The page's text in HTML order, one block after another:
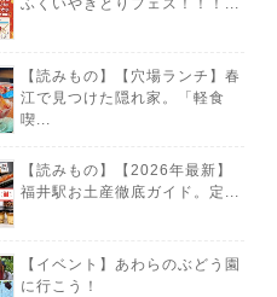
ふくいやきとりフェス！！！...
【読みもの】【穴場ランチ】春
江で見つけた隠れ家。「軽食
喫...
【読みもの】【2026年最新】
福井駅お土産徹底ガイド。定...
【イベント】あわらのぶどう園
に行こう！